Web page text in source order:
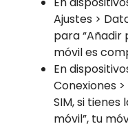
Ajustes >
para “Añadir
móvil es
En
Conexiones
SIM, si
móvil”, tu